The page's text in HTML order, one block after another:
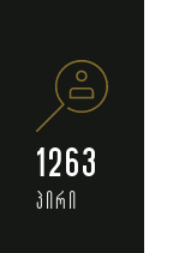
1263
პირი